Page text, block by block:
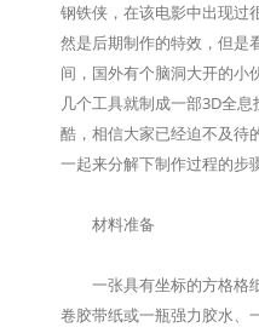
钢铁侠，在该电影中出现过
然是后期制作的特效，但是
间，国外有个脑洞大开的小
几个工具就制成一部3D全
酷，相信大家已经迫不及待
一起来分解下制作过程的步
材料准备
一张具有坐标的方格格
卷胶带纸或一瓶强力胶水、